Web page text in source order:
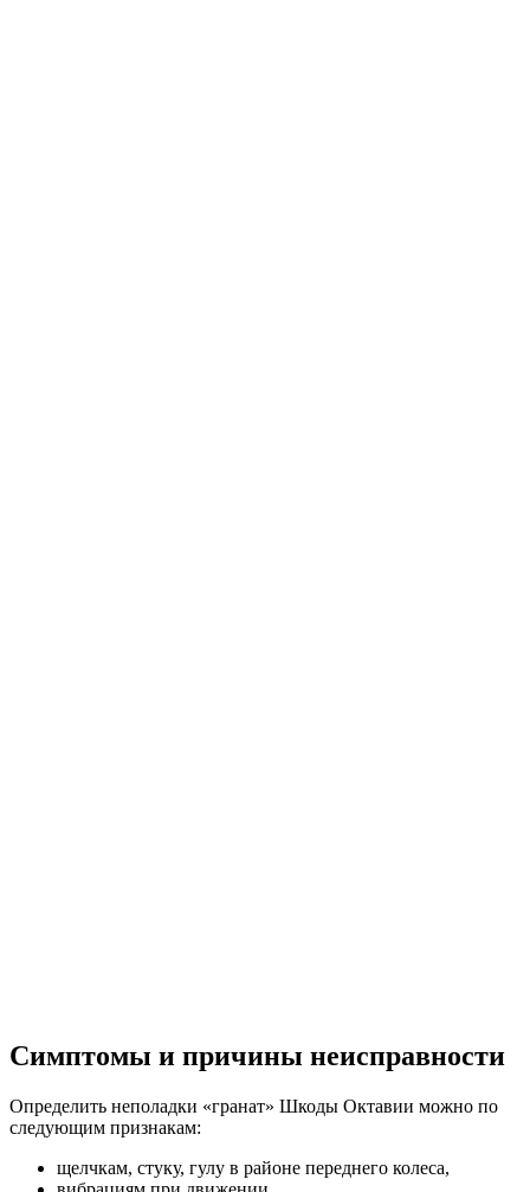
Симптомы и причины неисправности
Определить неполадки «гранат» Шкоды Октавии можно по
следующим признакам:
щелчкам, стуку, гулу в районе переднего колеса,